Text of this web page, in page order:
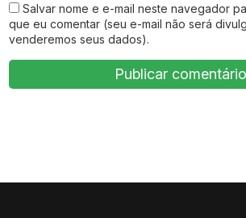
Salvar nome e e-mail neste navegador
que eu comentar (seu e-mail não será
venderemos seus dados).